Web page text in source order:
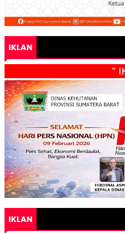
IKLAN
IKLAN